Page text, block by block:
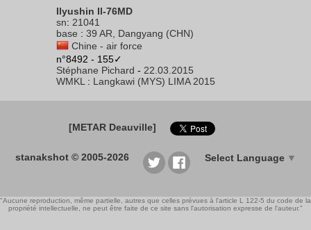
Ilyushin Il-76MD
sn: 21041
base : 39 AR, Dangyang (CHN)
Chine - air force
n°8492 - 155✓
Stéphane Pichard - 22.03.2015
WMKL : Langkawi (MYS) LIMA 2015
[METAR Deauville]
stanakshot © 2005-2026 Select Language ▼
"Aucune reproduction, même partielle, autres que celles prévues à l'article L 122-5 du code de la
propriété intellectuelle, ne peut être faite de ce site sans l'autorisation expresse de l'auteur."